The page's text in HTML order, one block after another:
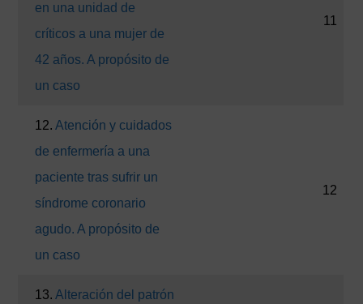
en una unidad de
críticos a una mujer de
42 años. A propósito de
un caso
11
12.Atención y cuidados
de enfermería a una
paciente tras sufrir un
síndrome coronario
agudo. A propósito de
un caso
12
13.Alteración del patrón